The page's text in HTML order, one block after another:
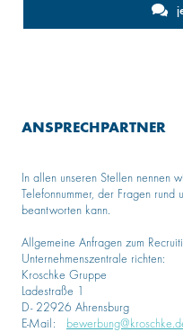
ANSPRECHPARTNER
In allen unseren Stellen nennen
Telefonnummer, der Fragen
beantworten kann.
Allgemeine Anfragen zum
Unternehmenszentrale richten:
Kroschke Gruppe
Ladestraße 1
D- 22926 Ahrensburg
E-Mail: